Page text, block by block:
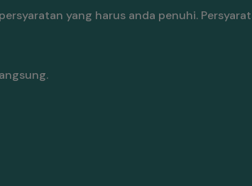
yang harus anda penuhi.